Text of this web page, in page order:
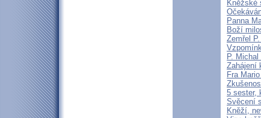
Kněžské
Panna
Boží
Zemřel
P.
Zahájení
Fra
5 sester,
Svěcení
Kněží,